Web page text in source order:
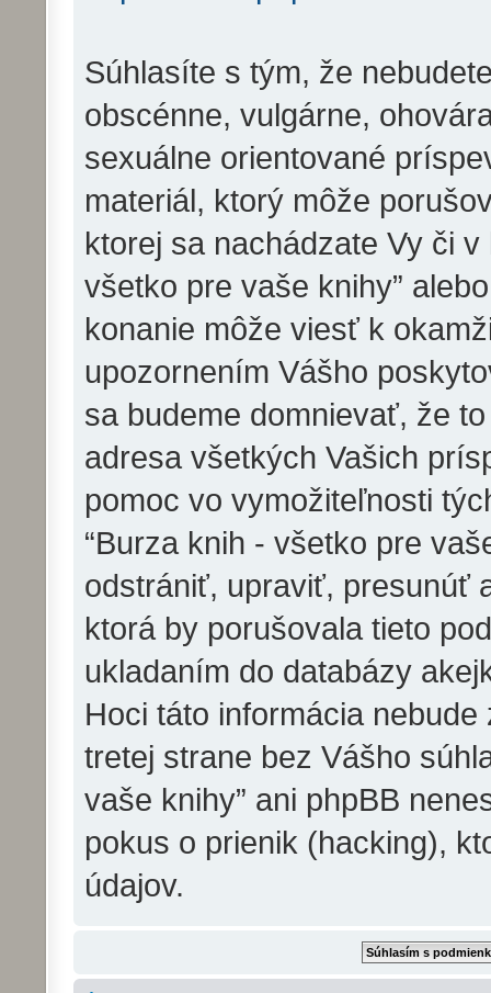
Súhlasíte s tým, že
obscénne, vulgárne,
sexuálne orientované
materiál, ktorý môže
ktorej sa nachádzate Vy či
všetko pre vaše knihy”
konanie môže viesť k
upozornením Vášho
sa budeme domnievať, že
adresa všetkých Vašich
pomoc vo vymožiteľnosti
“Burza knih - všetko pre
odstrániť, upraviť, presunúť
ktorá by porušovala tieto
ukladaním do databázy
Hoci táto informácia
tretej strane bez Vášho
vaše knihy” ani phpBB
pokus o prienik (hacking),
údajov.